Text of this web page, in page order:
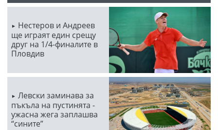
Нестеров и Андреев
ще играят един срещу
друг на 1/4-финалите в
Пловдив
Левски заминава за
пъкъла на пустинята -
ужасна жега заплашва
“сините”